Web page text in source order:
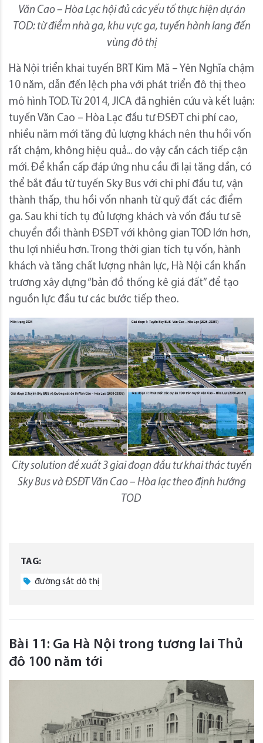
Văn Cao – Hòa Lạc hội đủ các yếu tố thực hiện dự án
TOD: từ điểm nhà ga, khu vực ga, tuyến hành lang đến
vùng đô thị
Hà Nội triển khai tuyến BRT Kim Mã – Yên Nghĩa chậm
10 năm, dẫn đến lệch pha với phát triển đô thị theo
mô hình TOD. Từ 2014, JICA đã nghiên cứu và kết luận:
tuyến Văn Cao – Hòa Lạc đầu tư ĐSĐT chi phí cao,
nhiều năm mới tăng đủ lượng khách nên thu hồi vốn
rất chậm, không hiệu quả... do vậy cần cách tiếp cận
mới. Để khẩn cấp đáp ứng nhu cầu đi lại tăng dần, có
thể bắt đầu từ tuyến Sky Bus với chi phí đầu tư, vận
thành thấp, thu hồi vốn nhanh từ quỹ đất các điểm
ga. Sau khi tích tụ đủ lượng khách và vốn đầu tư sẽ
chuyển đổi thành ĐSĐT với không gian TOD lớn hơn,
thu lợi nhiều hơn. Trong thời gian tích tụ vốn, hành
khách và tăng chất lượng nhân lực, Hà Nội cần khẩn
trương xây dựng “bản đồ thống kê giá đất” để tạo
nguồn lực đầu tư các bước tiếp theo.
City solution đề xuất 3 giai đoạn đầu tư khai thác tuyến
Sky Bus và ĐSĐT Văn Cao – Hòa lạc theo định hướng
TOD
TAG:
đường sắt dô thị
Bài 11: Ga Hà Nội trong tương lai Thủ
đô 100 năm tới